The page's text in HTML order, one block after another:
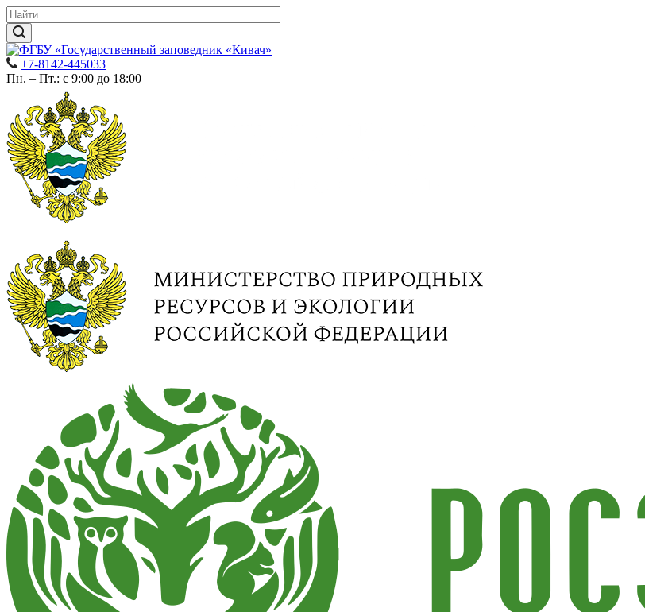
+7-8142-445033
Пн. – Пт.: с 9:00 до 18:00